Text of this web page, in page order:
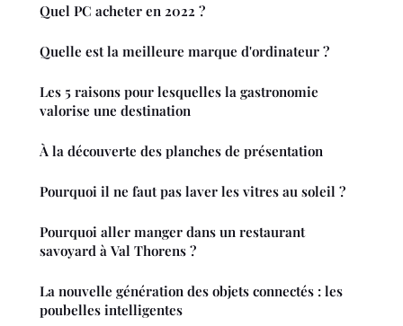
Quel PC acheter en 2022 ?
Quelle est la meilleure marque d'ordinateur ?
Les 5 raisons pour lesquelles la gastronomie
valorise une destination
À la découverte des planches de présentation
Pourquoi il ne faut pas laver les vitres au soleil ?
Pourquoi aller manger dans un restaurant
savoyard à Val Thorens ?
La nouvelle génération des objets connectés : les
poubelles intelligentes